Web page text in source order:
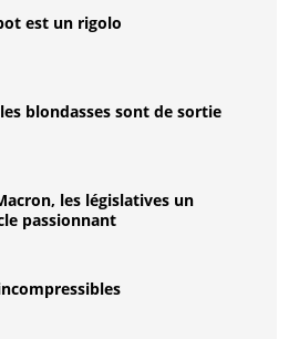
est un rigolo
les blondasses sont de sortie
les législatives un
passionnant